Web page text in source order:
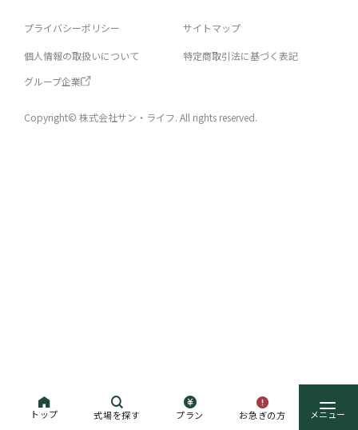
トップ 式場を探す プラン お急ぎの方
プライバシーポリシー サイトマップ
個人情報の取扱いについて
特定商取引法に基づく表記
グループ企業
Copyright© 株式会社サン・ライフ. All rights reserved.